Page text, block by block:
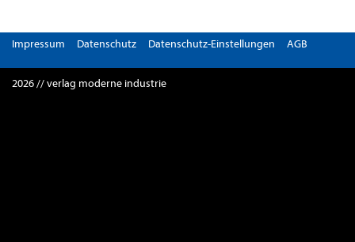
Impressum Datenschutz Datenschutz-Einstellungen AGB
2026 // verlag moderne industrie